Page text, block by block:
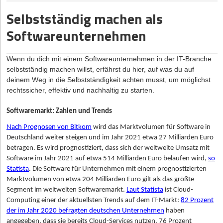
Kund*innenbeziehungen und demotiviert das Team.
Mitarbeitende eng einzubinden: Das Team eines Unter­
nehmens verfügt über das operative Wissen und prägt die
erfolgreichen Übergang unerlässlich. Wer die Nachfolge
antritt, sollte daher auf offene Gespräche, klare Perspek­tiven
und echte Wertschätzung setzen. Denn nur so entsteht
Vertrauen in die neue Geschäftsführung.
Übergangsphase mit dem/der Alteigentümer*in: Ebenfalls
Eigentümer*in. Mit ihm/ihr sollte eine Übergangszeit
vereinbart werden. Eine solche kann helfen, bestehende
Beziehungen zu Kund*innen und Lieferant*innen sowie das
implizite Wissen über das Unternehmen zu bewahren.
Der/die Alteigentümer*in kann den/die neue(n) Eigentümer*in
noch begleiten und schrittweise einführen, was
Unsicherheiten bei allen Beteiligten reduziert. Aus diesem
Grund werden Unternehmensverkäufe oft so strukturiert,
dass ein Teil des Kaufpreises erst nach einer erfolgreichen
hier.
Warum brauchst du als Gründer*in einen Businessplan?
vollständiger und übersichtlicher Businessplan das A und O. Denn
wie der Name schon sagt, dient er dazu, die Gründung deines
Unternehmens zu planen und den Kapitalbedarf zu erfassen. Und
bildet somit das Fundament für die Realisierung eines
Geschäftsplan, den du erstellen musst, um mögliche Geldgeber
davon zu überzeugen, in deine Firma zu investieren. Damit
umfasst er folgende Funktionen:
Präzisierung des Geschäftsmodells
Festlegung strategischer und betriebswirtschaftlicher Ziele
Überprüfung der Geschäftsidee hinsichtlich Durchführbarkeit
und wirtschaftlichen Erfolgsaussichten
Voraussetzung zur Beantragung öffentlicher Fördermittel
Basis für zukünftige unternehmerische Strategien und
Selbstständig machen als
Softwareunternehmen
Wenn du dich mit einem Softwareunternehmen in der IT-Branche
selbstständig machen willst, erfährst du hier, auf was du auf
deinem Weg in die Selbstständigkeit achten musst, um möglichst
rechtssicher, effektiv und nachhaltig zu starten.
Softwaremarkt: Zahlen und Trends
Nach Prognosen von Bitkom wird das Marktvolumen für Software in
Deutschland weiter steigen und im Jahr 2021 etwa 27 Milliarden Euro
betragen. Es wird prognostiziert, dass sich der weltweite Umsatz mit
Software im Jahr 2021 auf etwa 514 Milliarden Euro belaufen wird, so
Statista. Die Software für Unternehmen mit einem prognostizierten
Marktvolumen von etwa 204 Milliarden Euro gilt als das größte
Segment im weltweiten Softwaremarkt. Laut Statista ist Cloud-
Computing einer der aktuellsten Trends auf dem IT-Markt: 82 Prozent
der im Jahr 2020 befragten deutschen Unternehmen haben
angegeben, dass sie bereits Cloud-Services nutzen. 76 Prozent